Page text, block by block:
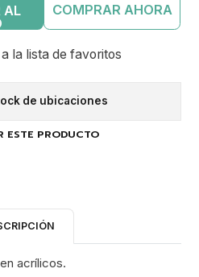
AL
COMPRAR AHORA
la lista de favoritos
de ubicaciones
ESTE PRODUCTO
acrílicos.